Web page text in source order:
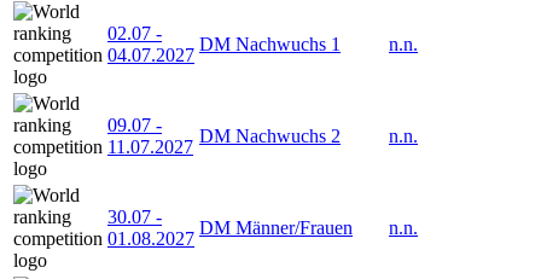
02.07 -
04.07.2027
DM Nachwuchs 1 n.n.
09.07 -
11.07.2027
DM Nachwuchs 2 n.n.
30.07 -
01.08.2027
DM Männer/Frauen n.n.